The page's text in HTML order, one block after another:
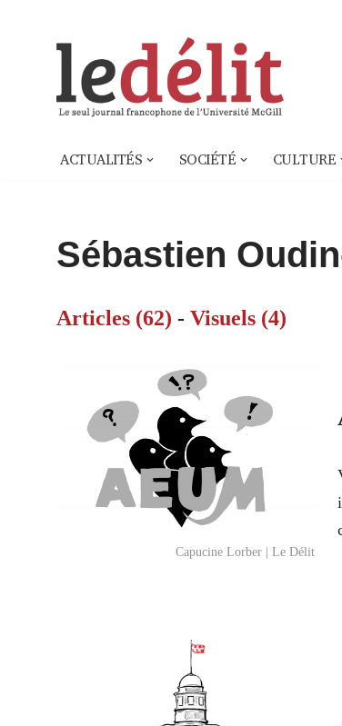
ACTUALITÉS SOCIÉTÉ CULTURE
Sébastien
Articles (62) - Visuels (4)
Capucine Lorber | Le Délit